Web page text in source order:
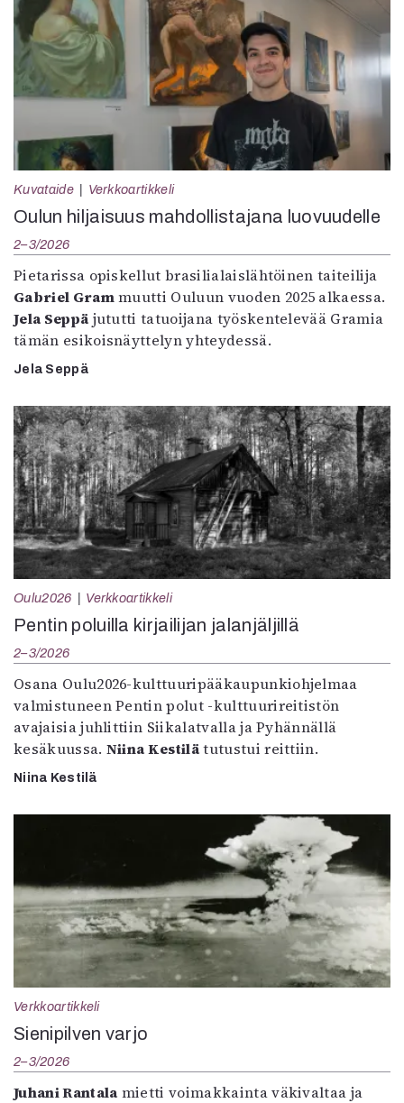
Kuvataide Verkkoartikkeli
Oulun hiljaisuus mahdollistajana luovuudelle
2–3/2026
Pietarissa opiskellut brasilialaislähtöinen taiteilija
Gabriel Grammuutti Ouluun vuoden 2025 alkaessa.
Jela Seppä jututti tatuoijana työskentelevää Gramia
tämän esikoisnäyttelyn yhteydessä.
Jela Seppä
Oulu2026 Verkkoartikkeli
Pentin poluilla kirjailijan jalanjäljillä
2–3/2026
Osana Oulu2026-kulttuuripääkaupunkiohjelmaa
valmistuneen Pentin polut -kulttuurireitistön
avajaisia juhlittiin Siikalatvalla ja Pyhännällä
kesäkuussa. Niina Kestilätutustui reittiin.
Niina Kestilä
Verkkoartikkeli
Sienipilven varjo
2–3/2026
Juhani Rantala mietti voimakkainta väkivaltaa ja